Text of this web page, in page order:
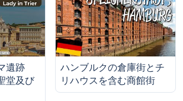
遺跡
堂及び
ハンブルクの倉庫街とチ
リハウスを含む商館街